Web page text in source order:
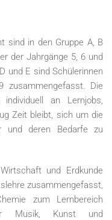
sind in den Gruppe A, B
der Jahrgänge 5, 6 und
und E sind Schülerinnen
zusammengefasst. Die
an Lernjobs,
Zeit bleibt, sich um die
und deren Bedarfe zu
und Erdkunde
zusammengefasst,
zum Lernbereich
Musik, Kunst und